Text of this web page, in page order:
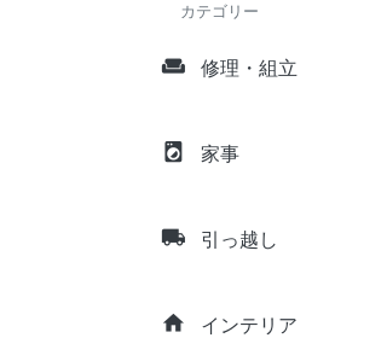
カテゴリー
weekend 修理・組立
local_laundry_service 家事
local_shipping 引っ越し
home インテリア